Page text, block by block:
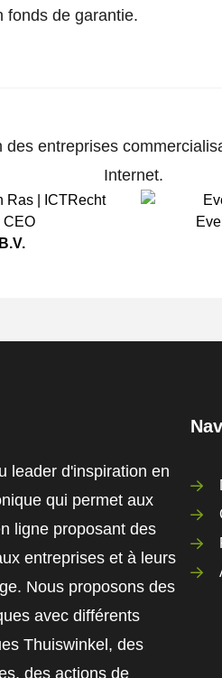
fonds de garantie.
entreprises
Internet.
CEO
leader d'inspiration en
qui permet aux
ligne proposant des
entreprises et à leurs
Nous proposons des
avec différents
Thuiswinkel, des
des actions de